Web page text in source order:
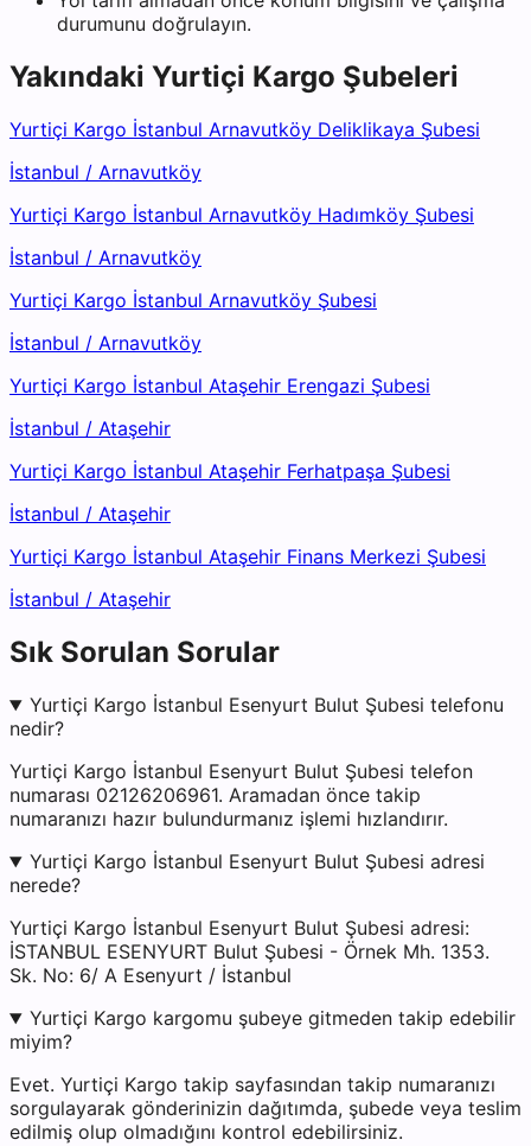
durumunu doğrulayın.
Yakındaki Yurtiçi Kargo Şubeleri
Yurtiçi Kargo İstanbul Arnavutköy Deliklikaya Şubesi
İstanbul / Arnavutköy
Yurtiçi Kargo İstanbul Arnavutköy Hadımköy Şubesi
İstanbul / Arnavutköy
Yurtiçi Kargo İstanbul Arnavutköy Şubesi
İstanbul / Arnavutköy
Yurtiçi Kargo İstanbul Ataşehir Erengazi Şubesi
İstanbul / Ataşehir
Yurtiçi Kargo İstanbul Ataşehir Ferhatpaşa Şubesi
İstanbul / Ataşehir
Yurtiçi Kargo İstanbul Ataşehir Finans Merkezi Şubesi
İstanbul / Ataşehir
Sık Sorulan Sorular
Yurtiçi Kargo İstanbul Esenyurt Bulut Şubesi telefonu
nedir?
Yurtiçi Kargo İstanbul Esenyurt Bulut Şubesi telefon
numarası 02126206961. Aramadan önce takip
numaranızı hazır bulundurmanız işlemi hızlandırır.
Yurtiçi Kargo İstanbul Esenyurt Bulut Şubesi adresi
nerede?
Yurtiçi Kargo İstanbul Esenyurt Bulut Şubesi adresi:
İSTANBUL ESENYURT Bulut Şubesi - Örnek Mh. 1353.
Sk. No: 6/ A Esenyurt / İstanbul
Yurtiçi Kargo kargomu şubeye gitmeden takip edebilir
miyim?
Evet. Yurtiçi Kargo takip sayfasından takip numaranızı
sorgulayarak gönderinizin dağıtımda, şubede veya teslim
edilmiş olup olmadığını kontrol edebilirsiniz.